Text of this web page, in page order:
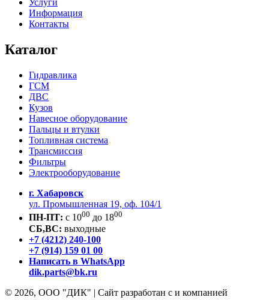
Услуги
Информация
Контакты
Каталог
Гидравлика
ГСМ
ДВС
Кузов
Навесное оборудование
Пальцы и втулки
Топливная система
Трансмиссия
Фильтры
Электрооборудование
г. Хабаровск
ул. Промышленная 19, оф. 104/1
ПН-ПТ: c 1000 до 1800
СБ,ВС: выходные
+7 (4212) 240-100
+7 (914) 159 01 00
Написать в WhatsApp
dik.parts@bk.ru
© 2026, ООО "ДИК" | Сайт разработан с и компанией